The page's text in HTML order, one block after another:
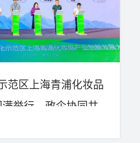
范区上海青浦化妆品
举行​​，政企协同共
展新标杆